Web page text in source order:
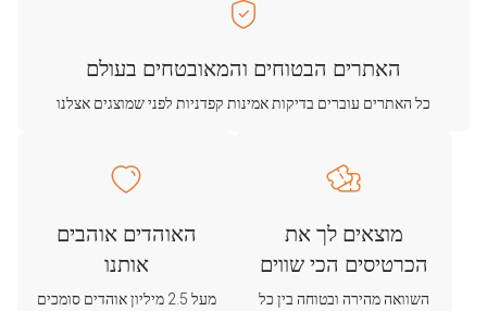
האתרים הבטוחים והמאובטחים בעולם
כל האתרים עוברים בדיקות אמינות קפדניות לפני שמוצגים אצלנו
מוצאים לך את
הכרטיסים הכי שווים
השוואה מהירה ובטוחה בין כל
האוהדים אוהבים
אותנו
מעל 2.5 מיליון אוהדים סומכים